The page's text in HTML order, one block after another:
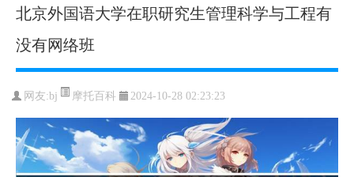
北京外国语大学在职研究生管理科学与工程有
没有网络班
网友:bj 摩托百科 2024-10-28 02:23:23